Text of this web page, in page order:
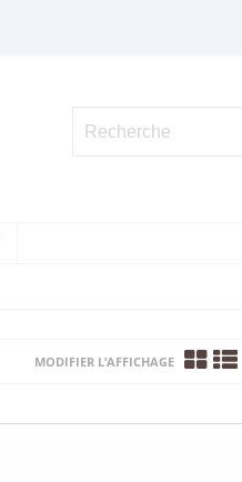
MODIFIER L’AFFICHAGE